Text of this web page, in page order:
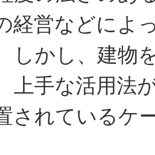
経営などによ
しかし、建物
上手な活用法
されているケ